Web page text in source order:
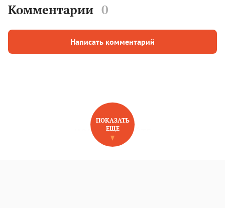
Комментарии 0
Написать комментарий
НОВОЕ НА САЙТЕ
ПОКАЗАТЬ
ЕЩЕ